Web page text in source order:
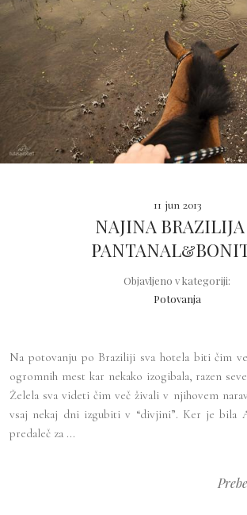
11 jun 2013
NAJINA
Objavljeno v kategoriji:
Potovanja
Na potovanju po Braziliji sva hotela biti čim
ogromnih mest kar nekako izogibala, razen
Želela sva videti čim več živali v njihovem
vsaj nekaj dni izgubiti v “divjini”. Ker je bila
predaleč za ...